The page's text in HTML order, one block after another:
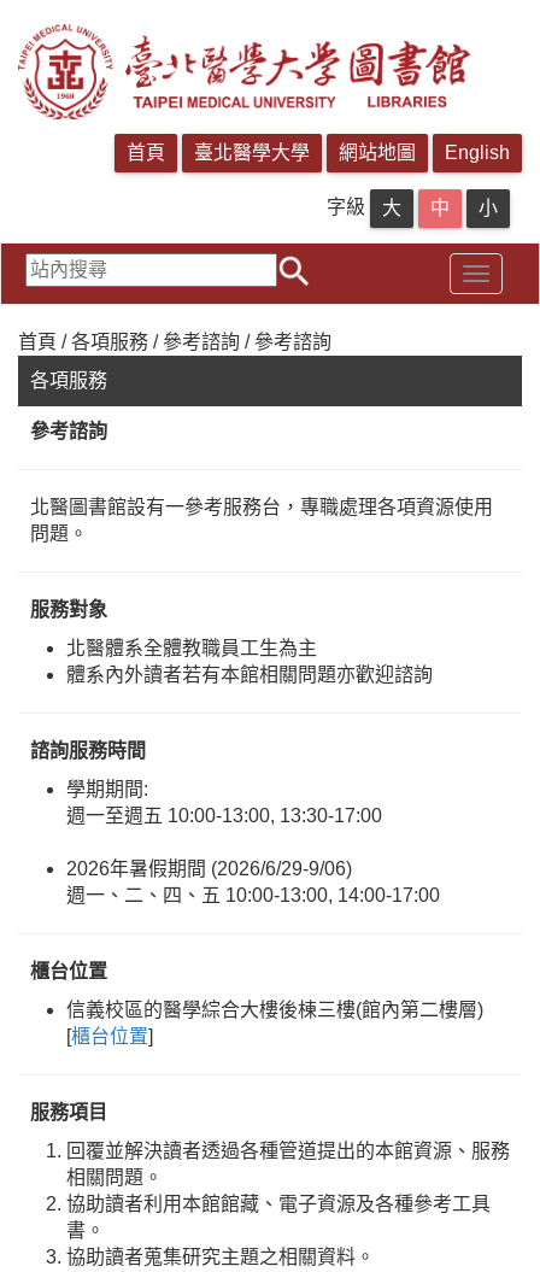
字級
首頁 / 各項服務 / 參考諮詢 / 參考諮詢
各項服務
參考諮詢
北醫圖書館設有一參考服務台，專職處理各項資源使用
問題。
服務對象
北醫體系全體教職員工生為主
體系內外讀者若有本館相關問題亦歡迎諮詢
諮詢服務時間
學期期間:
週一至週五 10:00-13:00, 13:30-17:00
2026年暑假期間 (2026/6/29-9/06)
週一、二、四、五 10:00-13:00, 14:00-17:00
櫃台位置
信義校區的醫學綜合大樓後棟三樓(館內第二樓層)
[櫃台位置]
服務項目
回覆並解決讀者透過各種管道提出的本館資源、服務
相關問題。
協助讀者利用本館館藏、電子資源及各種參考工具
書。
協助讀者蒐集研究主題之相關資料。